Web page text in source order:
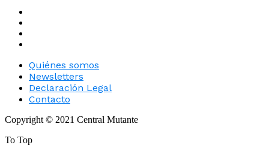
Quiénes somos
Newsletters
Declaración Legal
Contacto
Copyright © 2021 Central Mutante
To Top